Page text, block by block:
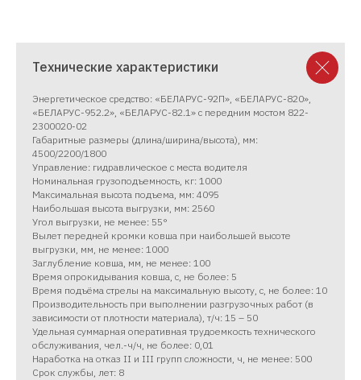
Технические характеристики
Энергетическое средство: «БЕЛАРУС-92П», «БЕЛАРУС-820»,
«БЕЛАРУС-952.2», «БЕЛАРУС-82.1» с передним мостом 822-
2300020-02
Габаритные размеры (длина/ширина/высота), мм:
4500/2200/1800
Управление: гидравлическое с места водителя
Номинальная грузоподъемность, кг: 1000
Максимальная высота подъема, мм: 4095
Наибольшая высота выгрузки, мм: 2560
Угол выгрузки, не менее: 55°
Вылет передней кромки ковша при наибольшей высоте
выгрузки, мм, не менее: 1000
Заглубление ковша, мм, не менее: 100
Время опрокидывания ковша, с, не более: 5
Время подъёма стрелы на максимальную высоту, с, не более: 10
Производительность при выполнении разгрузочных работ (в
зависимости от плотности материала), т/ч: 15 – 50
Удельная суммарная оперативная трудоемкость технического
обслуживания, чел.-ч/ч, не более: 0,01
Наработка на отказ II и III групп сложности, ч, не менее: 500
Срок службы, лет: 8